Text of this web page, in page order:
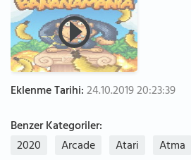
Eklenme Tarihi:24.10.2019 20:23:39
Benzer Kategoriler:
2020
Arcade Atari Atma